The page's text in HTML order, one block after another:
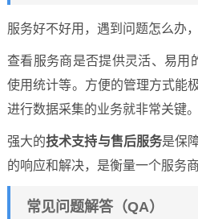
服务好不好用，遇到问题怎么办，
查看服务商是否提供灵活、易用
使用统计等。方便的管理方式能
进行数据采集的业务就非常关键。
强大的技术支持与售后服务是保
的响应和解决，是衡量一个服务
常见问题解答（QA）